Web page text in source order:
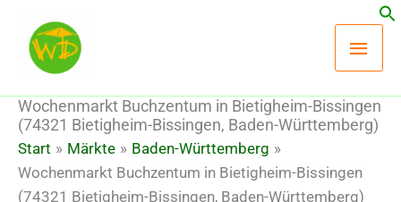
Inhalt
springen
Wochenmarkt Buchzentum in Bietigheim-Bissingen
(74321 Bietigheim-Bissingen, Baden-Württemberg)
Start Märkte
Baden-Württemberg
Wochenmarkt Buchzentum in Bietigheim-Bissingen
(74321 Bietigheim-Bissingen, Baden-Württemberg)